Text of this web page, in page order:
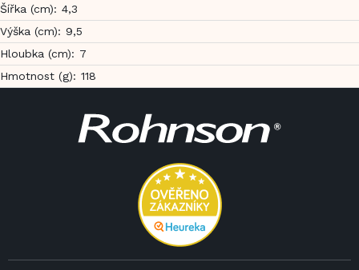
Šířka (cm): 4,3
Výška (cm): 9,5
Hloubka (cm): 7
Hmotnost (g): 118